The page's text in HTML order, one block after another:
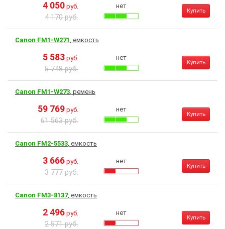
4 050 руб.
4 170 руб.
нет
Купить
Canon FM1-W271, емкость
5 583 руб.
5 748 руб.
нет
Купить
Canon FM1-W273, ремень
59 769 руб.
61 563 руб.
нет
Купить
Canon FM2-5533, емкость
3 666 руб.
3 777 руб.
нет
Купить
Canon FM3-8137, емкость
2 496 руб.
2 571 руб.
нет
Купить